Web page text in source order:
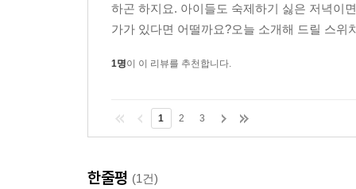
하곤 하지요. 아이들도 숙제하기 싫은 저녁이
가가 있다면 어떨까요?오늘 소개해 드릴 스
1명이 이 리뷰를 추천합니다.
1 2 3
한줄평 (1건)